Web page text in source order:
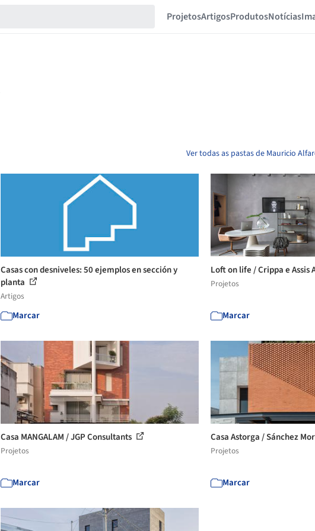
ProjetosArtigosProdutosNotícias
Ver todas as pastas de Mauricio
Casas con desniveles: 50 ejemplos en sección y
planta
Artigos
Marcar
Loft on life / Crippa e Assis
Projetos
Marcar
Casa MANGALAM / JGP Consultants
Projetos
Marcar
Casa Astorga / Sánchez
Projetos
Marcar